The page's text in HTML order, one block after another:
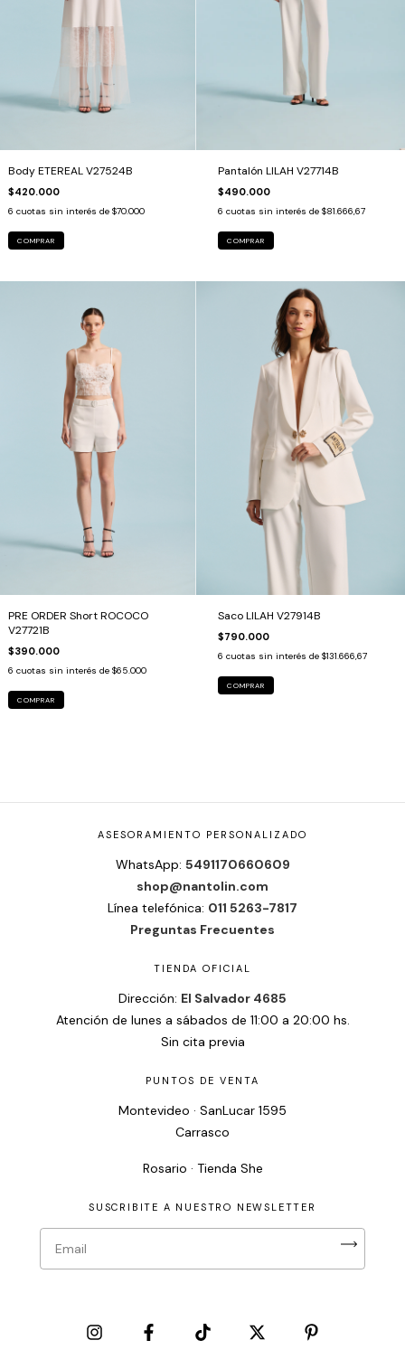
Body ETEREAL V27524B
$420.000
6 cuotas sin interés de $70.000
COMPRAR
Pantalón LILAH V27714B
$490.000
6 cuotas sin interés de $81.666,67
COMPRAR
PRE ORDER Short ROCOCO
V27721B
$390.000
6 cuotas sin interés de $65.000
COMPRAR
Saco LILAH V27914B
$790.000
6 cuotas sin interés de $131.666,67
COMPRAR
ASESORAMIENTO PERSONALIZADO
WhatsApp: 5491170660609
shop@nantolin.com
Línea telefónica: 011 5263-7817
Preguntas Frecuentes
TIENDA OFICIAL
Dirección: El Salvador 4685
Atención de lunes a sábados de 11:00 a 20:00 hs.
Sin cita previa
PUNTOS DE VENTA
Montevideo · SanLucar 1595
Carrasco
Rosario · Tienda She
SUSCRIBITE A NUESTRO NEWSLETTER